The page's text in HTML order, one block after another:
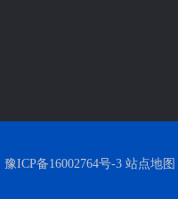
豫ICP备16002764号-3 站点地图